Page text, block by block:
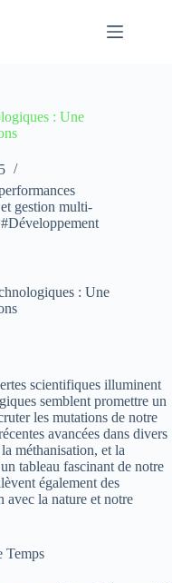
: Une
gestion multi-
: Une
scientifiques illuminent
semblent promettre un
les mutations de notre
avancées dans divers
méthanisation, et la
tableau fascinant de notre
également des
avec la nature et notre
Temps